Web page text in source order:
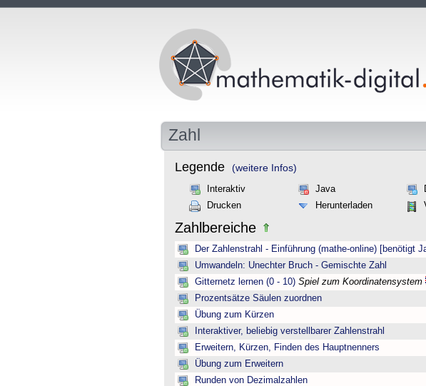
Zahl
Legende (weitere Infos)
Interaktiv Java
Drucken
Herunterladen
Zahlbereiche
Der Zahlenstrahl - Einführung (mathe-online) [benötigt
Umwandeln: Unechter Bruch - Gemischte Zahl
Gitternetz lernen (0 - 10) Spiel zum Koordinatensystem
Prozentsätze Säulen zuordnen
Übung zum Kürzen
Interaktiver, beliebig verstellbarer Zahlenstrahl
Erweitern, Kürzen, Finden des Hauptnenners
Übung zum Erweitern
Runden von Dezimalzahlen